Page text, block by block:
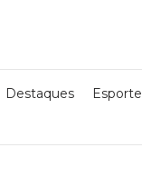
Destaques Esporte